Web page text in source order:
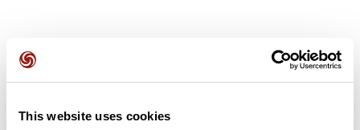
This website uses cookies
Avis des utilisateurs Voir tous les avis
31 janv. 2026